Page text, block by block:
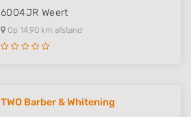
6004JR Weert
Op 14,90 km afstand
TWO Barber & Whitening